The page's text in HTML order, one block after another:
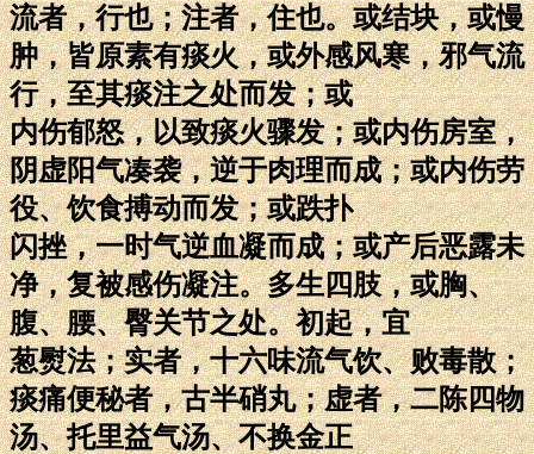
流者，行也；注者，住也。或结块，或慢
肿，皆原素有痰火，或外感风寒，邪气流
行，至其痰注之处而发；或
内伤郁怒，以致痰火骤发；或内伤房室，
阴虚阳气凑袭，逆于肉理而成；或内伤劳
役、饮食搏动而发；或跌扑
闪挫，一时气逆血凝而成；或产后恶露未
净，复被感伤凝注。多生四肢，或胸、
腹、腰、臀关节之处。初起，宜
葱熨法；实者，十六味流气饮、败毒散；
痰痛便秘者，古半硝丸；虚者，二陈四物
汤、托里益气汤、不换金正